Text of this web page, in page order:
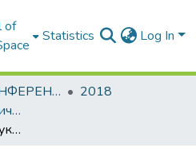
of
Statistics Log In
МАТЕРІАЛИ КОНФЕРЕНЦІЙ
2018
Організаційно-методичне забезпечення підготовки фахівців в умовах міжнародної наукової та освітньої інтеграції
Реферат як форма наукової роботи і елемент підвищення знань студента